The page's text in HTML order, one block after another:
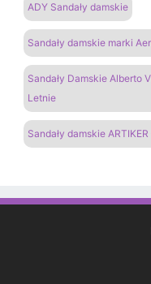
ADY Sandały damskie
Sandały damskie marki
Sandały Damskie Alberto
Letnie
Sandały damskie